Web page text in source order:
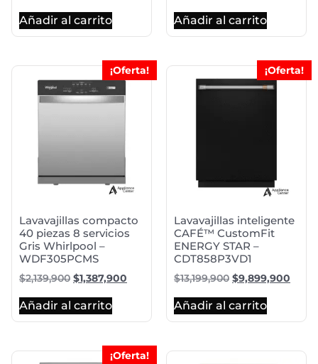
Añadir al carrito Añadir al carrito
¡Oferta!
Lavavajillas compacto
40 piezas 8 servicios
Gris Whirlpool –
WDF305PCMS
$2,139,900 $1,387,900
Añadir al carrito
¡Oferta!
Lavavajillas inteligente
CAFÉ™ CustomFit
ENERGY STAR –
CDT858P3VD1
$13,199,900 $9,899,900
Añadir al carrito
¡Oferta!